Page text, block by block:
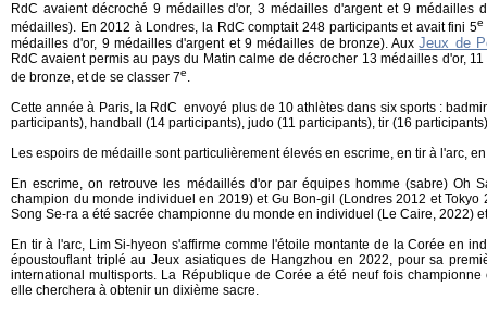
RdC avaient décroché 9 médailles d'or, 3 médailles d'argent et 9 médailles
médailles). En 2012 à Londres, la RdC comptait 248 participants et avait fini 5e
médailles d'or, 9 médailles d'argent et 9 médailles de bronze). AuxJeux de
RdC avaient permis au pays du Matin calme de décrocher 13 médailles d'or,
de bronze, et de se classer 7e.
Cette année à Paris, la RdC envoyé plus de 10 athlètes dans six sports :
participants), handball (14 participants), judo (11 participants), tir (16
Les espoirs de médaille sont particulièrement élevés en escrime, en tir à l'arc,
En escrime, on retrouve les médaillés d'or par équipes homme (sabre) Oh
champion du monde individuel en 2019) et Gu Bon-gil (Londres 2012 et Tokyo
Song Se-ra a été sacrée championne du monde en individuel (Le Caire, 2022)
En tir à l'arc, Lim Si-hyeon s'affirme comme l'étoile montante de la Corée en
époustouflant triplé au Jeux asiatiques de Hangzhou en 2022, pour sa
international multisports. La République de Corée a été neuf fois
elle cherchera à obtenir un dixième sacre.